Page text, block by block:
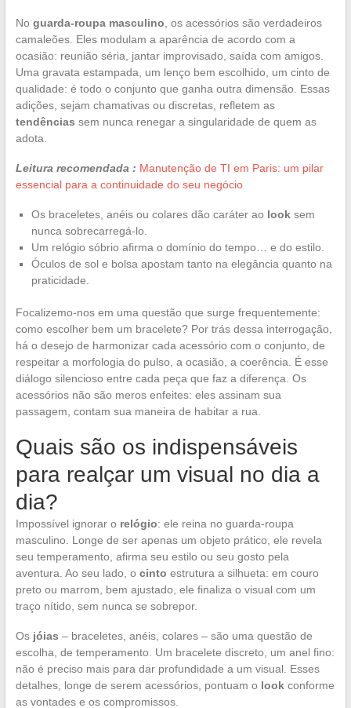
No guarda-roupa masculino , os acessórios são verdadeiros
camaleões. Eles modulam a aparência de acordo com a
ocasião: reunião séria, jantar improvisado, saída com amigos.
Uma gravata estampada, um lenço bem escolhido, um cinto de
qualidade: é todo o conjunto que ganha outra dimensão. Essas
adições, sejam chamativas ou discretas, refletem as
tendências sem nunca renegar a singularidade de quem as
adota.
Leitura recomendada : Manutenção de TI em Paris: um pilar
essencial para a continuidade do seu negócio
Os braceletes, anéis ou colares dão caráter ao looksem
nunca sobrecarregá-lo.
Um relógio sóbrio afirma o domínio do tempo… e do estilo.
Óculos de sol e bolsa apostam tanto na elegância quanto na
praticidade.
Focalizemo-nos em uma questão que surge frequentemente:
como escolher bem um bracelete? Por trás dessa interrogação,
há o desejo de harmonizar cada acessório com o conjunto, de
respeitar a morfologia do pulso, a ocasião, a coerência. É esse
diálogo silencioso entre cada peça que faz a diferença. Os
acessórios não são meros enfeites: eles assinam sua
passagem, contam sua maneira de habitar a rua.
Quais são os indispensáveis
para realçar um visual no dia a
dia?
Impossível ignorar o relógio: ele reina no guarda-roupa
masculino. Longe de ser apenas um objeto prático, ele revela
seu temperamento, afirma seu estilo ou seu gosto pela
aventura. Ao seu lado, o cinto estrutura a silhueta: em couro
preto ou marrom, bem ajustado, ele finaliza o visual com um
traço nítido, sem nunca se sobrepor.
Os jóias – braceletes, anéis, colares – são uma questão de
escolha, de temperamento. Um bracelete discreto, um anel fino:
não é preciso mais para dar profundidade a um visual. Esses
detalhes, longe de serem acessórios, pontuam o lookconforme
as vontades e os compromissos.